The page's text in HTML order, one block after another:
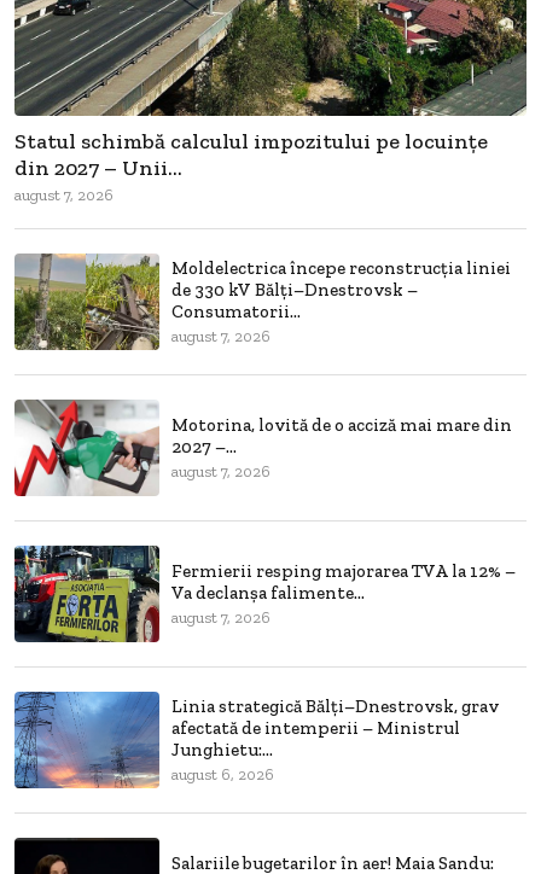
Statul schimbă calculul impozitului pe locuințe
din 2027 – Unii...
august 7, 2026
Moldelectrica începe reconstrucția liniei
de 330 kV Bălți–Dnestrovsk –
Consumatorii...
august 7, 2026
Motorina, lovită de o acciză mai mare din
2027 –...
august 7, 2026
Fermierii resping majorarea TVA la 12% –
Va declanșa falimente...
august 7, 2026
Linia strategică Bălți–Dnestrovsk, grav
afectată de intemperii – Ministrul
Junghietu:...
august 6, 2026
Salariile bugetarilor în aer! Maia Sandu: